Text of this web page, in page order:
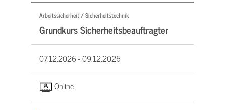
Arbeitssicherheit / Sicherheitstechnik
Grundkurs Sicherheitsbeauftragter
07.12.2026 -09.12.2026
Online